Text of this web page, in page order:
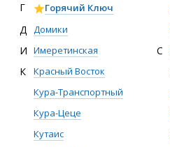
Г Горячий Ключ
Д Домики
И Имеретинская
К
Красный Восток
Кура-Транспортный
Кура-Цеце
Кутаис
С